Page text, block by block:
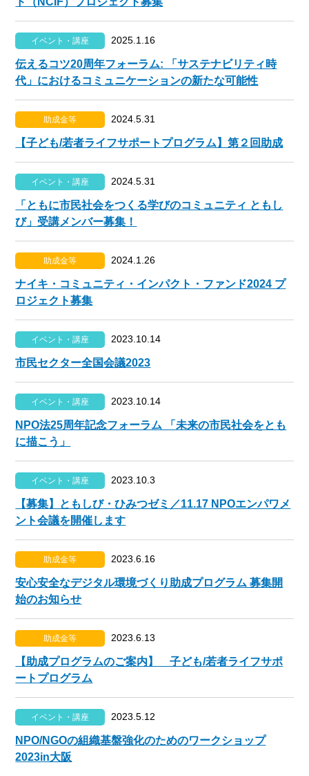
イベント・講座 2025.1.16
伝えるコツ20周年フォーラム: 「サステナビリティ時
代」におけるコミュニケーションの新たな可能性
助成金等 2024.5.31
【子ども/若者ライフサポートプログラム】第２回助成
イベント・講座 2024.5.31
「ともに市民社会をつくる学びのコミュニティ ともし
び」受講メンバー募集！
助成金等 2024.1.26
ナイキ・コミュニティ・インパクト・ファンド2024 プ
ロジェクト募集
イベント・講座 2023.10.14
市民セクター全国会議2023
イベント・講座 2023.10.14
NPO法25周年記念フォーラム 「未来の市民社会をとも
に描こう」
イベント・講座 2023.10.3
【募集】ともしび・ひみつゼミ／11.17 NPOエンパワメ
ント会議を開催します
助成金等 2023.6.16
安心安全なデジタル環境づくり助成プログラム 募集開
始のお知らせ
助成金等 2023.6.13
【助成プログラムのご案内】 子ども/若者ライフサポ
ートプログラム
イベント・講座 2023.5.12
NPO/NGOの組織基盤強化のためのワークショップ
2023in大阪